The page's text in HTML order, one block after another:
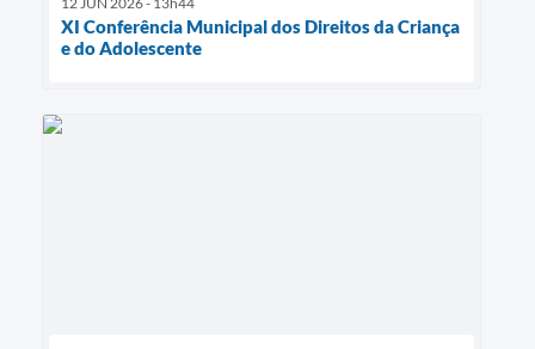
XI Conferência Municipal dos Direitos da Criança
e do Adolescente